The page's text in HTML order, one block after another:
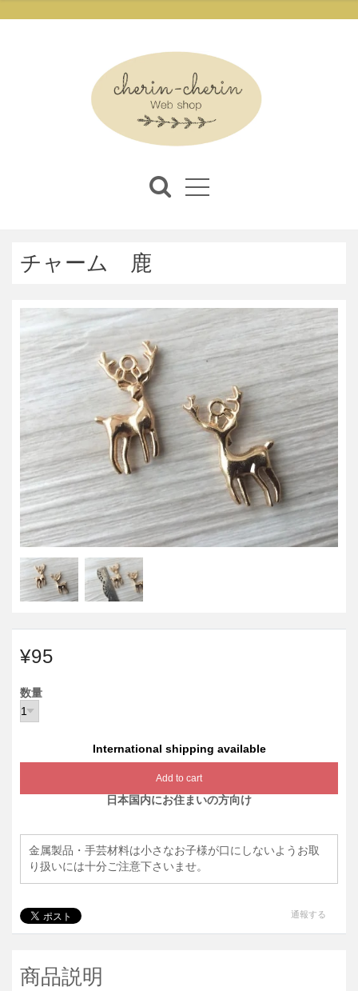
チャーム 鹿
¥95
数量
International shipping available
Add to cart
日本国内にお住まいの方向け
金属製品・手芸材料は小さなお子様が口にしないようお取
り扱いには十分ご注意下さいませ。
通報する
商品説明